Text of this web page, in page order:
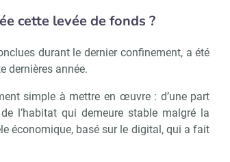
cette levée de fonds ?
durant le dernier confinement, a été
dernières année.
simple à mettre en œuvre : d’une part
l’habitat qui demeure stable malgré la
économique, basé sur le digital, qui a fait